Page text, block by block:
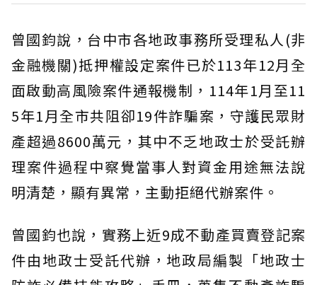
曾國鈞說，台中市各地政事務所受理私人(非
金融機關)抵押權設定案件已於113年12月全
面啟動高風險案件通報機制，114年1月至11
5年1月全市共阻卻19件詐騙案，守護民眾財
產超過8600萬元，其中不乏地政士於受託辦
理案件過程中察覺當事人對資金用途無法說
明清楚，顯有異常，主動拒絕代辦案件。
曾國鈞也說，實務上近9成不動產買賣登記案
件由地政士受託代辦，地政局編製「地政士